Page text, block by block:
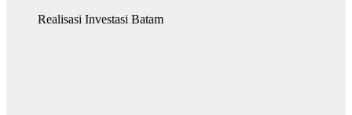
Realisasi Investasi Batam